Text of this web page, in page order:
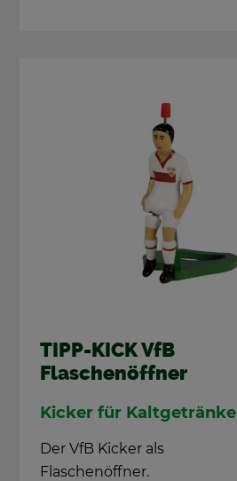
TIPP-KICK VfB
Fla­schen­öff­ner
Ki­cker für Kalt­ge­trän­ke
Der VfB Ki­cker als
Fla­schen­öff­ner.